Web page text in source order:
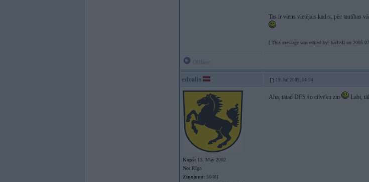
Tas ir viens vietējais kadrs, pēc tautības
[ This message was edited by: karlisII on 2005-
edzulis 19. Jul 2005, 14:54
Kopš: 13. May 2002
No: Rīga
Ziņojumi: 56481
Aha, tātad DFS šo cilvēku zin Labi,